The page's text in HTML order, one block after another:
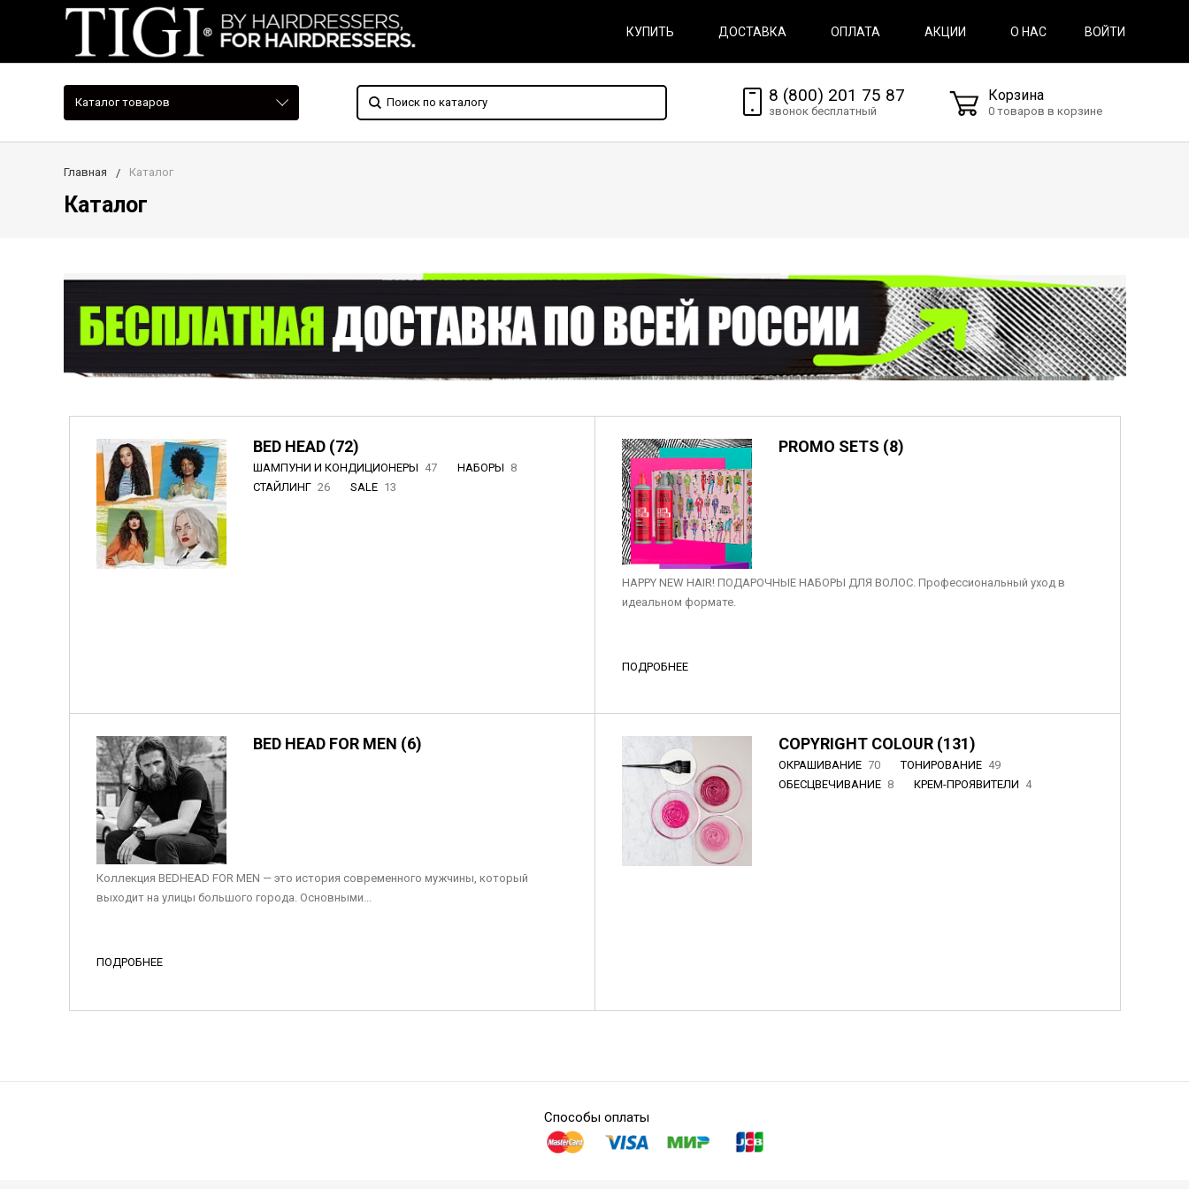
КУПИТЬ ДОСТАВКА ОПЛАТА АКЦИИ О НАС ВОЙТИ
Каталог товаров 8 (800) 201 75 87
звонок бесплатный
Корзина
0 товаров в корзине
Главная Каталог
Каталог
BED HEAD (72)
ШАМПУНИ И КОНДИЦИОНЕРЫ 47 НАБОРЫ 8
СТАЙЛИНГ 26 SALE 13
PROMO SETS (8)
HAPPY NEW HAIR! ПОДАРОЧНЫЕ НАБОРЫ ДЛЯ ВОЛОС. Профессиональный уход в
идеальном формате.
ПОДРОБНЕЕ
BED HEAD FOR MEN (6)
Коллекция BEDHEAD FOR MEN — это история современного мужчины, который
выходит на улицы большого города. Основными...
ПОДРОБНЕЕ
COPYRIGHT COLOUR (131)
ОКРАШИВАНИЕ 70 ТОНИРОВАНИЕ 49
ОБЕСЦВЕЧИВАНИЕ 8 КРЕМ-ПРОЯВИТЕЛИ 4
Способы оплаты